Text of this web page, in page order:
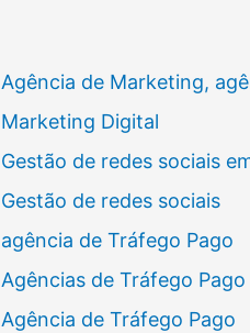
Agência de Marketing,
Marketing Digital
Gestão de redes sociais
Gestão de redes sociais
agência de Tráfego Pago
Agências de Tráfego Pago
Agência de Tráfego Pago